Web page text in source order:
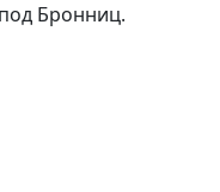
Бронниц.